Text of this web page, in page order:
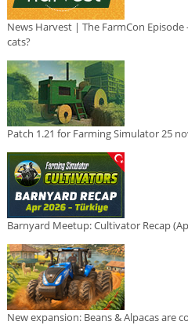
News Harvest | The FarmCon
cats?
Patch 1.21 for Farming Simulator 25
Barnyard Meetup: Cultivator Recap
New expansion: Beans & Alpacas are